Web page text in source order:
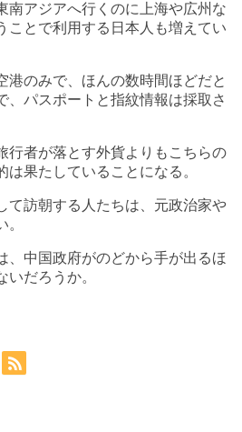
アジアへ行くのに上海や広州な
ことで利用する日本人も増えてい
のみで、ほんの数時間ほどだと
、パスポートと指紋情報は採取さ
者が落とす外貨よりもこちらの
果たしていることになる。
訪朝する人たちは、元政治家や
中国政府がのどから手が出るほ
いだろうか。